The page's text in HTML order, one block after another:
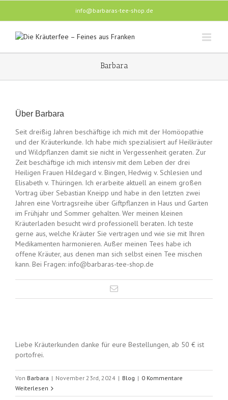
info@barbaras-tee-shop.de
Barbara
Über Barbara
Seit dreißig Jahren beschäftige ich mich mit der Homöopathie
und der Kräuterkunde. Ich habe mich spezialisiert auf Heilkräuter
und Wildpflanzen damit sie nicht in Vergessenheit geraten. Zur
Zeit beschäftige ich mich intensiv mit dem Leben der drei
Heiligen Frauen Hildegard v. Bingen, Hedwig v. Schlesien und
Elisabeth v. Thüringen. Ich erarbeite aktuell an einem großen
Vortrag über Sebastian Kneipp und habe in den letzten zwei
Jahren eine Vortragsreihe über Giftpflanzen in Haus und Garten
im Frühjahr und Sommer gehalten. Wer meinen kleinen
Kräuterladen besucht wird professionell beraten. Ich teste
gerne aus, welche Kräuter Sie vertragen und wie sie mit Ihren
Medikamenten harmonieren. Außer meinen Tees habe ich
offene Kräuter, aus denen man sich selbst einen Tee mischen
kann. Bei Fragen: info@barbaras-tee-shop.de
Liebe Kräuterkunden danke für eure Bestellungen, ab 50 € ist
portofrei.
Von Barbara | November 23rd, 2024 | Blog | 0 Kommentare
Weiterlesen